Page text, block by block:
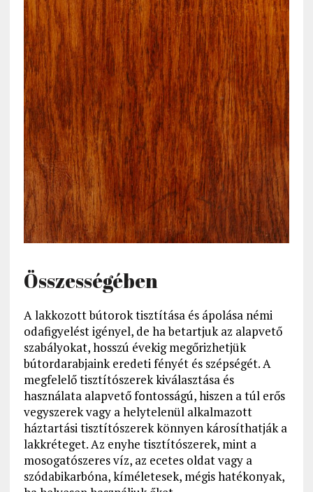
Összességében
A lakkozott bútorok tisztítása és ápolása némi
odafigyelést igényel, de ha betartjuk az alapvető
szabályokat, hosszú évekig megőrizhetjük
bútordarabjaink eredeti fényét és szépségét. A
megfelelő tisztítószerek kiválasztása és
használata alapvető fontosságú, hiszen a túl erős
vegyszerek vagy a helytelenül alkalmazott
háztartási tisztítószerek könnyen károsíthatják a
lakkréteget. Az enyhe tisztítószerek, mint a
mosogatószeres víz, az ecetes oldat vagy a
szódabikarbóna, kíméletesek, mégis hatékonyak,